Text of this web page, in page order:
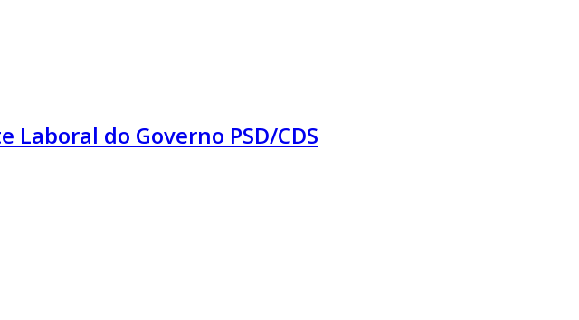
do Governo PSD/CDS